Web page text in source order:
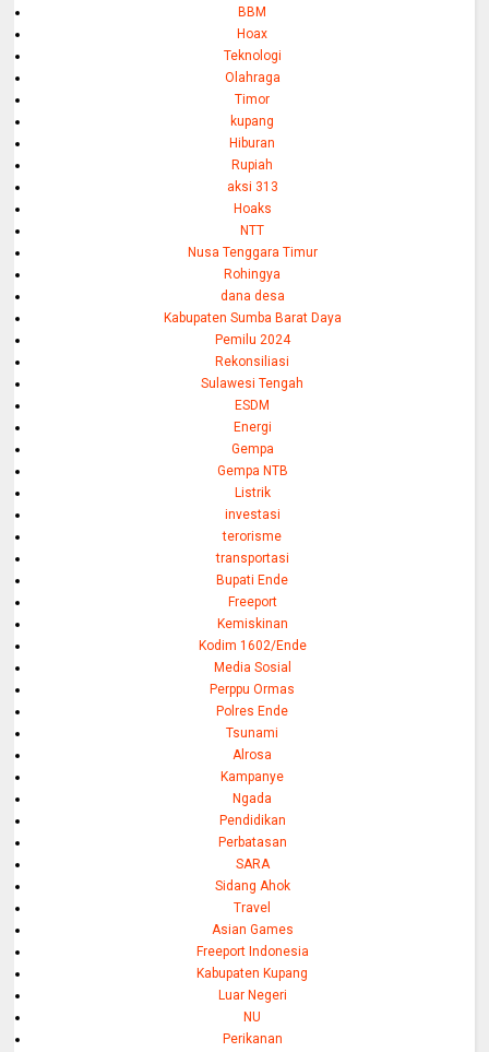
BBM
Hoax
Teknologi
Olahraga
Timor
kupang
Hiburan
Rupiah
aksi 313
Hoaks
NTT
Nusa Tenggara Timur
Rohingya
dana desa
Kabupaten Sumba Barat Daya
Pemilu 2024
Rekonsiliasi
Sulawesi Tengah
ESDM
Energi
Gempa
Gempa NTB
Listrik
investasi
terorisme
transportasi
Bupati Ende
Freeport
Kemiskinan
Kodim 1602/Ende
Media Sosial
Perppu Ormas
Polres Ende
Tsunami
Alrosa
Kampanye
Ngada
Pendidikan
Perbatasan
SARA
Sidang Ahok
Travel
Asian Games
Freeport Indonesia
Kabupaten Kupang
Luar Negeri
NU
Perikanan